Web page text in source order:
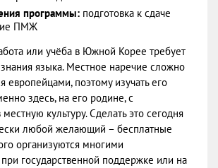
программы: подготовка к сдаче
ПМЖ
или учёба в Южной Корее требует
языка. Местное наречие сложно
европейцами, поэтому изучать его
здесь, на его родине, с
культуру. Сделать это сегодня
любой желающий – бесплатные
организуются многими
государственной поддержке или на